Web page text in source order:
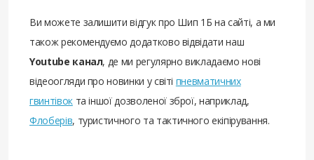
Ви можете залишити відгук про Шип 1Б на сайті, а ми
також рекомендуємо додатково відвідати наш
Youtube канал, де ми регулярно викладаємо нові
відеоогляди про новинки у світі пневматичних
гвинтівокта іншої дозволеної зброї, наприклад,
Флоберів, туристичного та тактичного екіпірування.